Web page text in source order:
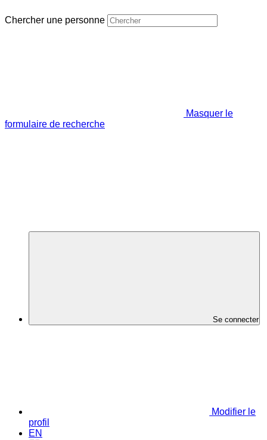
Chercher une personne
Masquer le
formulaire de recherche
Se connecter
Modifier le
profil
EN